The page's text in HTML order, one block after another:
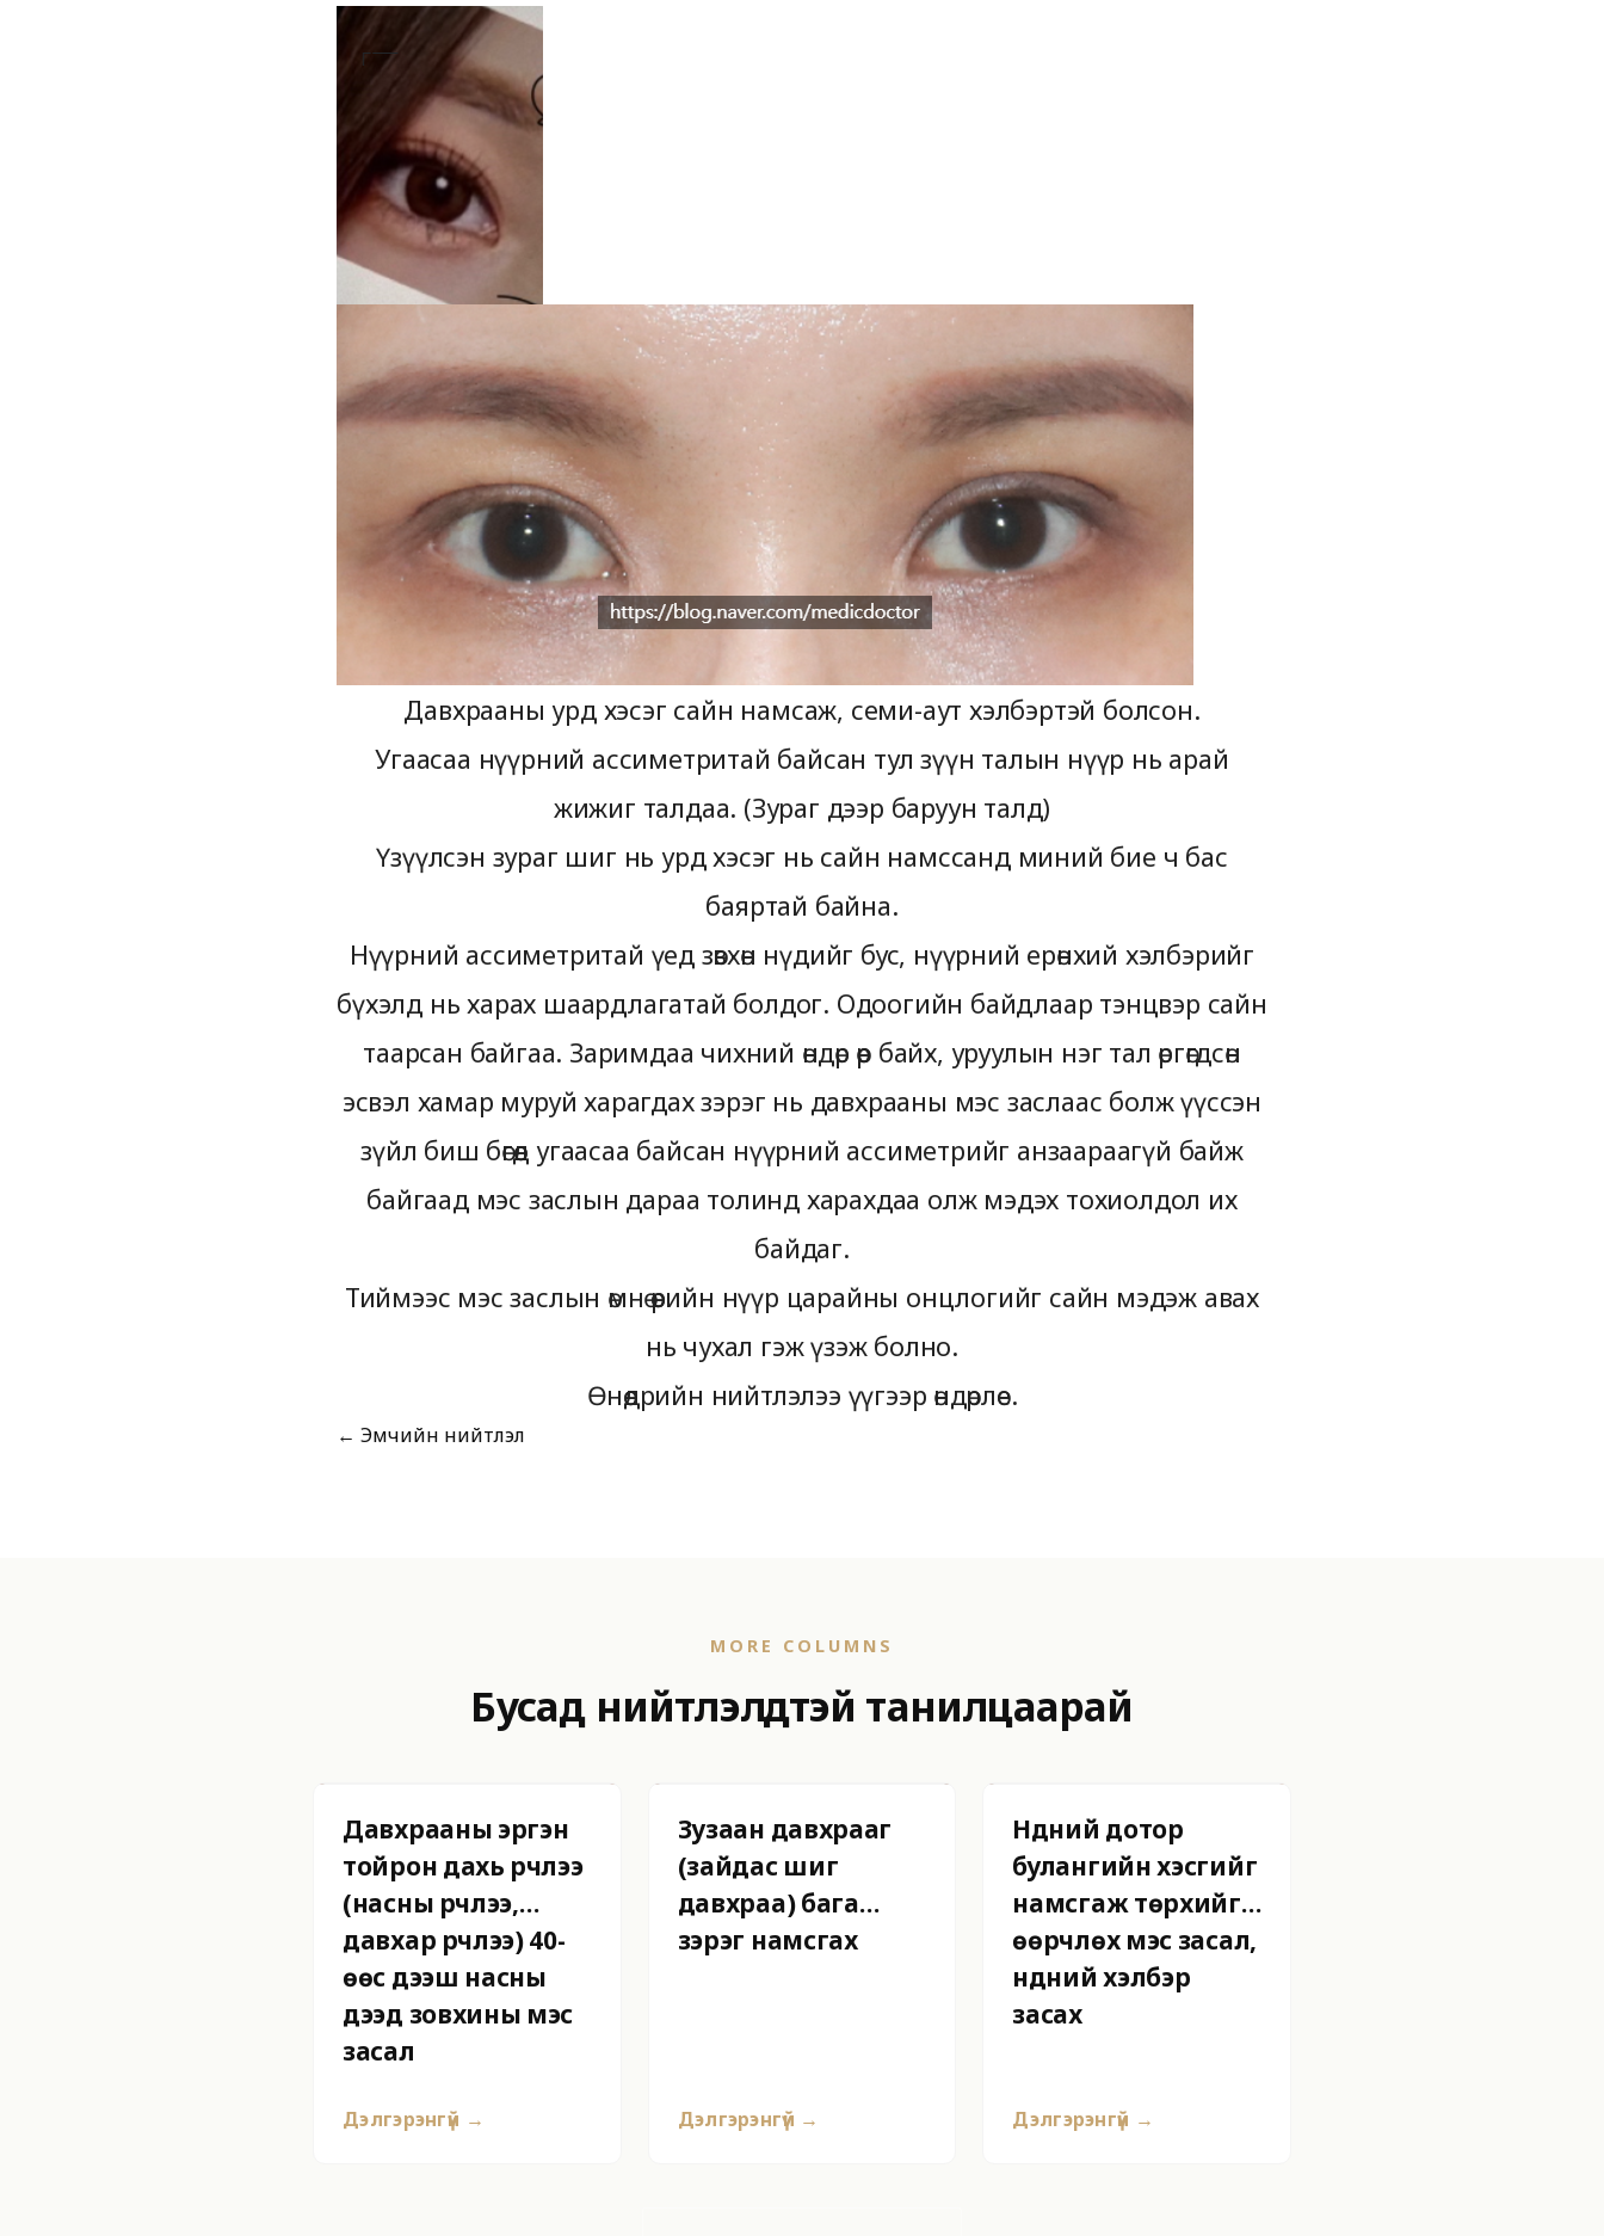
Давхрааны урд хэсэг сайн намсаж, семи-аут хэлбэртэй болсон.
Угаасаа нүүрний ассиметритай байсан тул зүүн талын нүүр нь арай
жижиг талдаа. (Зураг дээр баруун талд)
Үзүүлсэн зураг шиг нь урд хэсэг нь сайн намссанд миний бие ч бас
баяртай байна.
Нүүрний ассиметритай үед зөвхөн нүдийг бус, нүүрний ерөнхий хэлбэрийг
бүхэлд нь харах шаардлагатай болдог. Одоогийн байдлаар тэнцвэр сайн
таарсан байгаа. Заримдаа чихний өндөр өөр байх, уруулын нэг тал өргөгдсөн
эсвэл хамар муруй харагдах зэрэг нь давхрааны мэс заслаас болж үүссэн
зүйл биш бөгөөд угаасаа байсан нүүрний ассиметрийг анзаараагүй байж
байгаад мэс заслын дараа толинд харахдаа олж мэдэх тохиолдол их
байдаг.
Тиймээс мэс заслын өмнө өөрийн нүүр царайны онцлогийг сайн мэдэж авах
нь чухал гэж үзэж болно.
Өнөөдрийн нийтлэлээ үүгээр өндөрлөе.
← Эмчийн нийтлэл
MORE COLUMNS
Бусад нийтлэлүүдтэй танилцаарай
Давхрааны эргэн
тойрон дахь үрчлээ
(насны үрчлээ,
давхар үрчлээ) 40-
өөс дээш насны
дээд зовхины мэс
засал
Дэлгэрэнгүй →
Зузаан давхрааг
(зайдас шиг
давхраа) бага
зэрэг намсгах
Дэлгэрэнгүй →
Нүдний дотор
булангийн хэсгийг
намсгаж төрхийг
өөрчлөх мэс засал,
нүдний хэлбэр
засах
Дэлгэрэнгүй →